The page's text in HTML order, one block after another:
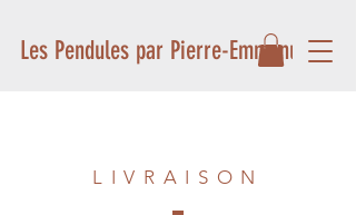
Les Pendules par Pierre-Emmanuel
LIVRAISON